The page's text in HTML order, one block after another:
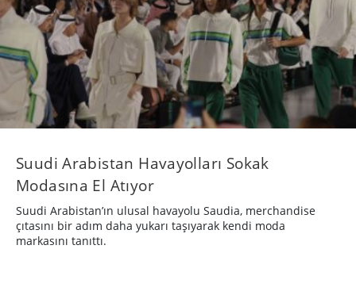
Suudi Arabistan Havayolları Sokak
Modasına El Atıyor
Suudi Arabistan’ın ulusal havayolu Saudia, merchandise
çıtasını bir adım daha yukarı taşıyarak kendi moda
markasını tanıttı.